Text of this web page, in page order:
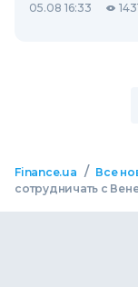
05.08 16:33
Finance.ua / Все
сотрудничать с